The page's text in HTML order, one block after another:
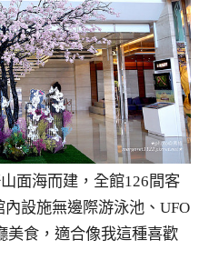
面海而建，全館126間客
設施無邊際游泳池、UFO
美食，適合像我這種喜歡